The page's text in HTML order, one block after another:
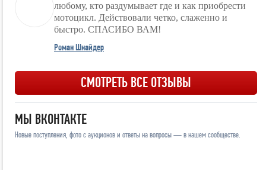
любому, кто раздумывает где и как приобрести
мотоцикл. Действовали четко, слаженно и
быстро. СПАСИБО ВАМ!
Роман Шнайдер
СМОТРЕТЬ ВСЕ ОТЗЫВЫ
МЫ ВКОНТАКТЕ
Новые поступления, фото с аукционов и ответы на вопросы — в нашем сообществе.